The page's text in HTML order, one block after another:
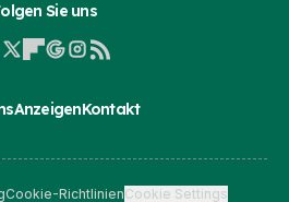
Sie uns
AnzeigenKontakt
Cookie-RichtlinienCookie Settings